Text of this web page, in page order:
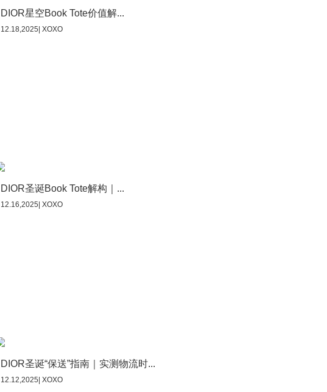
DIOR星空Book Tote价值解...
12.18,2025| XOXO
DIOR圣诞Book Tote解构｜...
12.16,2025| XOXO
DIOR圣诞“保送”指南｜实测物流时...
12.12,2025| XOXO